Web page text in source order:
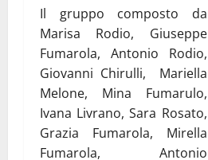
Il gruppo composto da
Marisa Rodio, Giuseppe
Fumarola, Antonio Rodio,
Giovanni Chirulli, Mariella
Melone, Mina Fumarulo,
Ivana Livrano, Sara Rosato,
Grazia Fumarola, Mirella
Fumarola, Antonio